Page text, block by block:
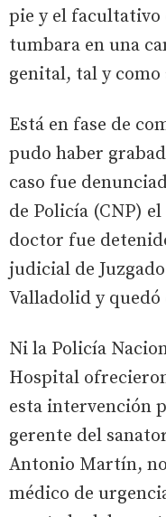
pie y el facultativo
tumbara en una
genital, tal y
Está en fase de
pudo haber
caso fue
de Policía (CNP)
doctor fue
judicial de
Valladolid y
Ni la Policía
Hospital
esta intervención
gerente del
Antonio Martín,
médico de